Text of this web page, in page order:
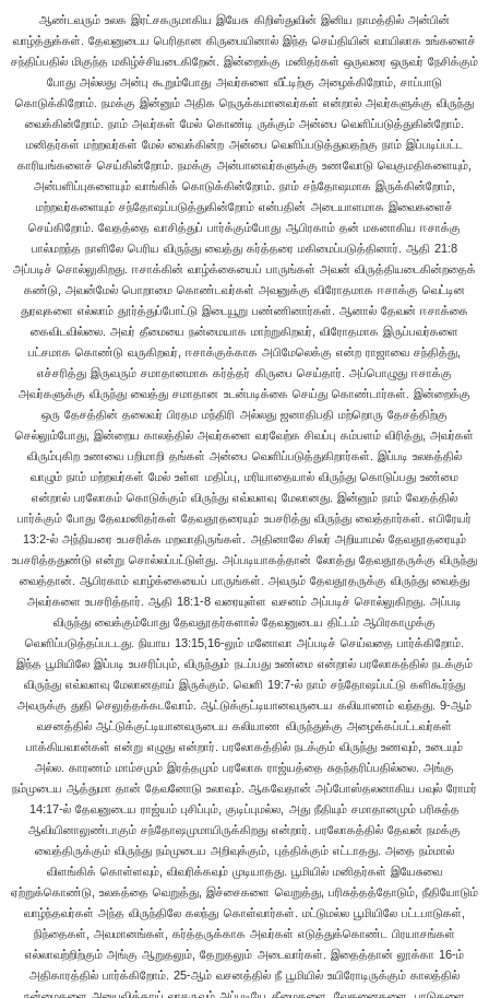
ஆண்டவரும் உலக இரட்சகருமாகிய இயேசு கிறிஸ்துவின் இனிய நாமத்தில் அன்பின் வாழ்த்துக்கள். தேவனுடைய பெரிதான கிருபையினால் இந்த செய்தியின் வாயிலாக உங்களைச் சந்திப்பதில் மிகுந்த மகிழ்ச்சியடைகிறேன். இன்றைக்கு மனிதர்கள் ஒருவரை ஒருவர் நேசிக்கும் போது அல்லது அன்பு கூறும்போது அவர்களை வீட்டிற்கு அழைக்கிறோம், சாப்பாடு கொடுக்கிறோம். நமக்கு இன்னும் அதிக நெருக்கமானவர்கள் என்றால் அவர்களுக்கு விருந்து வைக்கின்றோம். நாம் அவர்கள் மேல் கொண்டி ருக்கும் அன்பை வெளிப்படுத்துகின்றோம். மனிதர்கள் மற்றவர்கள் மேல் வைக்கின்ற அன்பை வெளிப்படுத்துவதற்கு நாம் இப்படிப்பட்ட காரியங்களைச் செய்கின்றோம். நமக்கு அன்பானவர்களுக்கு உணவோடு வெகுமதிகளையும், அன்பளிப்புகளையும் வாங்கிக் கொடுக்கின்றோம். நாம் சந்தோஷமாக இருக்கின்றோம், மற்றவர்களையும் சந்தோஷப்படுத்துகின்றோம் என்பதின் அடையாளமாக இவைகளைச் செய்கிறோம். வேதத்தை வாசித்துப் பார்க்கும்போது ஆபிரகாம் தன் மகனாகிய ஈசாக்கு பால்மறந்த நாளிலே பெரிய விருந்து வைத்து கர்த்தரை மகிமைப்படுத்தினார். ஆதி 21:8 அப்படிச் சொல்லுகிறது. ஈசாக்கின் வாழ்க்கையைப் பாருங்கள் அவன் விருத்தியடைகின்றதைக் கண்டு, அவன்மேல் பொறாமை கொண்டவர்கள் அவனுக்கு விரோதமாக ஈசாக்கு வெட்டின துரவுகளை எல்லாம் தூர்த்துப்போட்டு இடையூறு பண்ணினார்கள். ஆனால் தேவன் ஈசாக்கை கைவிடவில்லை. அவர் தீமையை நன்மையாக மாற்றுகிறவர், விரோதமாக இருப்பவர்களை பட்சமாக கொண்டு வருகிறவர், ஈசாக்குக்காக அபிமேலெக்கு என்ற ராஜாவை சந்தித்து, எச்சரித்து இருவரும் சமாதானமாக கர்த்தர் கிருபை செய்தார். அப்பொழுது ஈசாக்கு அவர்களுக்கு விருந்து வைத்து சமாதான உடன்படிக்கை செய்து கொண்டார்கள். இன்றைக்கு ஒரு தேசத்தின் தலைவர் பிரதம மந்திரி அல்லது ஜனாதிபதி மற்றொரு தேசத்திற்கு செல்லும்போது, இன்றைய காலத்தில் அவர்களை வரவேற்க சிவப்பு கம்பளம் விரித்து, அவர்கள் விரும்புகிற உணவை பறிமாறி தங்கள் அன்பை வெளிப்படுத்துகிறார்கள். இப்படி உலகத்தில் வாழும் நாம் மற்றவர்கள் மேல் உள்ள மதிப்பு, மரியாதையால் விருந்து கொடுப்பது உண்மை என்றால் பரலோகம் கொடுக்கும் விருந்து எவ்வளவு மேலானது. இன்னும் நாம் வேதத்தில் பார்க்கும் போது தேவமனிதர்கள் தேவதூதரையும் உபசரித்து விருந்து வைத்தார்கள். எபிரேயர் 13:2-ல் அந்நியரை உபசரிக்க மறவாதிருங்கள். அதினாலே சிலர் அறியாமல் தேவதூதரையும் உபசரித்ததுண்டு என்று சொல்லப்பட்டுள்து. அப்படியாகத்தான் லோத்து தேவதூதருக்கு விருந்து வைத்தான். ஆபிரகாம் வாழ்க்கையைப் பாருங்கள். அவரும் தேவதூதருக்கு விருந்து வைத்து அவர்களை உபசரித்தார். ஆதி 18:1-8 வரையுள்ள வசனம் அப்படிச் சொல்லுகிறது. அப்படி விருந்து வைக்கும்போது தேவதூதர்களால் தேவனுடைய திட்டம் ஆபிரகாமுக்கு வெளிப்படுத்தப்படடது. நியாய 13:15,16-லும் மனோவா அப்படிச் செய்வதை பார்க்கிறோம். இந்த பூமியிலே இப்படி உபசரிப்பும், விருந்தும் நடப்பது உண்மை என்றால் பரலோகத்தில் நடக்கும் விருந்து எவ்வளவு மேலானதாய் இருக்கும். வெளி 19:7-ல் நாம் சந்தோஷப்பட்டு களிகூர்ந்து அவருக்கு துதி செலுத்தக்கடவோம். ஆட்டுக்குட்டியானவருடைய கலியாணம் வந்தது. 9-ஆம் வசனத்தில் ஆட்டுக்குட்டியானவருடைய கலியாண விருந்துக்கு அழைக்கப்பட்டவர்கள் பாக்கியவான்கள் என்று எழுது என்றார். பரலோகத்தில் நடக்கும் விருந்து உணவும், உடையும் அல்ல. காரணம் மாம்சமும் இரத்தமும் பரலோக ராஜ்யத்தை சுதந்தரிப்பதில்லை. அங்கு நம்முடைய ஆத்துமா தான் தேவனோடு உலாவும். ஆகவேதான் அப்போஸ்தலனாகிய பவுல் ரோமர் 14:17-ல் தேவனுடைய ராஜ்யம் புசிப்பும், குடிப்புமல்ல, அது நீதியும் சமாதானமும் பரிசுத்த ஆவியினாலுண்டாகும் சந்தோஷமுமாயிருக்கிறது என்றார். பரலோகத்தில் தேவன் நமக்கு வைத்திருக்கும் விருந்து நம்முடைய அறிவுக்கும், புத்திக்கும் எட்டாதது. அதை நம்மால் விளங்கிக் கொள்ளவும், விவரிக்கவும் முடியாதது. பூமியில் மனிதர்கள் இயேசுவை ஏற்றுக்கொண்டு, உலகத்தை வெறுத்து, இச்சைகளை வெறுத்து, பரிசுத்தத்தோடும், நீதியோடும் வாழ்ந்தவர்கள் அந்த விருந்திலே கலந்து கொள்வார்கள். மட்டுமல்ல பூமியிலே பட்டபாடுகள், நிந்தைகள், அவமானங்கள், கர்த்தருக்காக அவர்கள் எடுத்துக்கொண்ட பிரயாசங்கள் எல்லாவற்றிற்கும் அங்கு ஆறுதலும், தேறுதலும் அடைவார்கள். இதைத்தான் லூக்கா 16-ம் அதிகாரத்தில் பார்க்கிறோம். 25-ஆம் வசனத்தில் நீ பூமியில் உயிரோடிருக்கும் காலத்தில் நன்மைகளை அனுபவித்தாய் லாசருவும் அப்படியே தீமைகளை, வேதனைகளை, பாடுகளை அனுபவித்தான். அதை நினைத்துக்கொள், இப்பொழுது அவன் தேற்றப்படுகிறான், ஆறுதல் அடைகிறான், நீயோ வேதனைப்படுகிறாய் என்றார். இந்த பூமியிலே கர்த்தருக்காக வாழ்ந்து, பாடுபட்டு எல்லா உலக மேன்மைகளையும் இழந்தவர்கள் அங்கு தேவனால் தேற்றப்படுவார்கள். இதைத்தான் ஏசாயா 25:6-8 வரையுள்ள வசனம் சொல்லுகிறது. அவர் சகல ஜனங்கள் மேலுள்ள முக்காட்டையும், சகல ஜாதிகளையும் மூடியிருக்கிற மூடலையும் இந்த மலையிலே அகற்றிப்போடுவார், அவர் மரணத்தை ஜெயமாக விழுங்குவார். கர்த்தராகிய தேவன் எல்லா முகங்களிலிருந்து கண்ணீரைத் துடைத்து தமது ஜனத்தின் நிந்தையை பூமியிலிராதபடிக்கு முற்றிலும் நீக்கிவிடுவார். கர்த்தரே இதைச் சொன்னார் அவ்வளவு மகிமையும் பிரகாசமும் நிறைந்த விருந்து அது. இந்த விருந்துக்கு அழைக்கப்பட்டவன், பங்கு பெறுகிறவன் பாக்கியவான். ஏசாயா 55:1-ல் ஓ! தாகமாயிருக்கிறவர்களே, நீங்கள் எல்லாரும் தண்ணீர்களண்டைக்கு வாருங்கள், பணமில்லாதவர்களே, நீங்கள் வந்து வாங்கிச் சாப்பிடுங்கள். நீங்கள் வந்து பணமுமின்றி, விலையுமின்றி திராட்சரசமும் பாலும் கொள்ளுங்கள். நீங்கள் அப்பமல்லாததற்காகப் பணத்தையும், திருப்தி செயóயாத பொருளுக்காக உங்கள் பிரயாசத்தையும் செலவழிப்பானேன். நீங்கள் கவனமாய் எனக்கு செவிõ கொடுத்து நலமானதை சாப்பிடுங்கள். அப்பொழுது உங்கள் ஆத்துமா கொழுப்பான பதார்த்தத்தினால் மகிழ்ச்சியாகும் என்றார். இந்த செய்தியை வாசித்துக் கொண்டிருக்கும் என் அன்பு சகோதர, சகோதரிகளே, லூக்கா 14:15-ல் தேவனுடைய ராஜ்யத்திலே போஜனம் பண்ணுகிறவன் பாக்கியவான் என்றார். இன்றைக்கு இப்படிப்பட்ட ஒரு மேன்மையான, உன்னதமான வாழ்க்கைக்கு தான் கர்த்தர் நம்மை அழைத்திருக்கிறார். அந்த விருந்திற்குப் போவதற்குத்தான் நாம் இந்த பூமியிலே இயேசுவை சொந்தரட்சகராக ஏற்றுக் கொண்டிருக்கிறோம், அவரை பின்பற்றுகிறோம், பரிசுத்த ஆவியின் அபிஷேகம் பெற்றிருக்கிறோம். அவருக்கு மகிமையாக வாழ ஊழியம் செய்கிறோம். ஆண்டவரே, இயேசுவே, இந்த பாக்கியதóதை எனக்குத் தாரும் என்று கேளுங்கள். அப்பொழுது தேவன் இந்த பூமியிலே நம்மைத் தகுதிப்படுத்தி, பரிசுத்தவான்கள் பந்தியிலே போஜனம் பண்ண உதவி செய்வார். அதற்கு நிழலாட்டமாகத்தான் இந்த பூமியிலே மனிதர்களுடைய விருந்து அமைந்திருக்கிறது. என் ஆண்டவராகிய தேவன் தாமே உங்களுக்கு அப்படிப்பட்ட பாக்கியத்தைத் தருவாராக, தேற்றுவாராக, ஆறுதல்படுத்துவாராக!. போகட்டும், யாருக்கெல்லாம் விருந்து, எப்படிப்பட்டவர்களுக்கு விருந்து வைத்தி ருக்கிறார் என்பதைப் பார்ப்போம். மனம் திரும்பிய மகனுக்கு விருந்து அப்பொழுது தகப்பன் தன் ஊழியக்காரரை நோக்கி நீங்கள் உயர்ந்த வஸ்திரத்தை கொண்டு வந்து இவனுக்கு உடுத்தி இவன் கைக்கு மோதிரத்தையும், பாதரட்சைகளையும் போடுங்கள், கொழுத்த கன்றைக் கொண்டுவந்து அடியுங்கள் நாம் புசித்து சந்தோஷமாயிருப்போம். லூக்கா 15:22,23. பரலோக நிழலாட்டமாய் யாருக்கு பூமியிலே தேவன் விருந்து வைக்கிறார்? மனம்திரும்பி அவருக்கு செவி கொடுப்பவர்களுக்குத்தான். மனம் திரும்பாமல், நம்முடைய துர்க்குணத்தை விடாமல், நம்முடைய பாவம் நமக்கு மன்னிக்கப்படாது. இன்றைக்கே நாம் மனம்திரும்பி அவருடைய சாயலுக்கு ஒப்பாக மாற வேண்டும். பழையவைகள் ஒழிய வேண்டும். புதியவைகள் உண்டாக வேண்டும். இன்றைக்கு இருக்கின்ற இந்த வெளிப்படையான வாழ்வை வைத்துக் கொண்டு, பூரணமடையாத இந்த வாழ்வை வைத்துக்கொண்டு தேவனுக்காக நாம் எதையும் செய்ய முடியாது. நாம் மனம் உவந்து செவி கொடுக்க வேண்டும். ஏசாயா 1:15-20-ல் நீங்கள் உங்கள் கைகளை விரித்தாலும் என் கண்களை உங்களை விட்டு மறைக்கிறேன். நீங்கள் மிகுதியாய் ஜெபம் பண்ணினாலும் கேளேன், உங்கள் கைகள் இரத்தத்தினால் நிறைந்திருக்கிறது. உங்களைக் கழுவி சுத்திகரியுங்கள். உங்கள் கிரியைகளின் பொல்லாப்பை என் கண்களுக்கு மறைவாக அகற்றி, தீமை செய்வதை விட்டு ஓயுங்கள், நன்மை செய்யப் படியுங்கள். நியாயத்தை தேடுங்கள். ஒடுக்கப்பட்டவனை ஆதரித்து, திக்கற்ற பிள்ளைகளின் நியாயத்தையும், விதவையின் வழக்கையும் விசாரியுங்கள், வழக்காடுவோம் வாருங்கள் என்று கர்த்தர் சொல்லுகிறார். உங்கள் பாவங்கள் சிவேரென்றிருந்தாலும் உறைந்த மழையைப் போல் வெண்மையாகும், அவைகள் இரத்தாம்பர சிவப்பாயிருந்தாலும் பஞ்சைப் போலாக்கப்படும். நீங்கள் மனம் திரும்பி செவிகொடுத்தால் தேசத்தின் நன்மையைப் புசிப்பீர்கள், மாட்டோம் என்று எதிர்த்து நிற்பீர்களாகில் பட்டயத்துக்கு இரையாவீர்கள் கர்த்தரின் வாய் அதைச் சொல்லிற்று என்று சொல்லப்பட்டுள்ளது. இந்த கொரோனா காலத்திóல் (கடைசி காலத்தில்) நாம் நம்முடைய வேலைகளை விட்டு அவருடைய வேலைகளை கவனித்து, மனம்திரும்பி அவருக்காக வாழவும், அவரைப் பின்பற்றவும் தான், தேவன் நமகóகு இந்த ஜீவனை கொடுத்திருக்கிறார், உயிரைக் கொடுத்திருக்கிறார். ஒருவனும் கெட்டுப் போகாமல் வாழ வேண்டும் என்று தான் நம்மை பூமியிலே உயிரோடு விட்டு வைத்திருக்கிறார். 2 பேதுரு 3:9-ல் அவர் தாமதிக்கிறார் என்று சிலர் எண்ணுகிறபடி கர்த்தர் தமது வாக்குத்தத்தத்தைக் குறித்து தாமதமாயிராமல் ஒருவரும் கெட்டுப்போகாமல் எல்லாரும் மனம் திரும்ப வேண்டுமென்று விரும்பி நம்மேல் நீடிய பொறுமையுள்ளவராயிருக்கிறார். நாம் கெட்டுப்போகாமல் மனம் திரும்பி அவரிடத்தில் வந்து சேரும்போது அல்லது இணைந்து வாழும் போது தேவன் நமக்கு விருந்து வைக்கிறார். புதிய வஸ்திரம் அதுதான் இரட்சிப்பின் வஸ்திரம். நம் திருமணத்திற்கும், மற்றவர்கள் திருமணத்திற்கு போவதற்கென்றும் சில விலையுயர்ந்த ஆடைகளை வைத்திருப்போம். தேவனுடைய விருந்திலே கலந்து கொள்ள இந்த இரட்சிப்பின் வஸ்திரம இல்லாமல் யாரும் பங்கு பெற முடியாது. மத் 22:11,12-ல் பார்க்கும் போது விருந்தாளிகளைப் பார்க்கும்படி ராஜா உள்ளே பிரவேசித்த போது, கலியாண வஸ்திரம் தரித்திராத ஒரு மனுஷனை அங்கே கண்டு சிநேகிதனே, நீ கலியாண வஸ்திரம் இல்லாதவனாய் இங்கே எப்படி வந்தாய்? என்று கேட்டான் அதற்கு அவன் பேசாமலிருந்தான். அப்பொழுது ராஜா பணிவிடைக்காரரை நோக்கி, இவனைக் கையுங்காலும் கட்டிக் கொண்டுபோய் அழுகையும், பற்கடிப்பும் உண்டான புறம்பான இருளிலே போடுங்கள் என்றான். காரணம் தேவன் அவனுக்கு கொடுத்த அந்த இரட்சிப்பின் வஸ்திரத்தை காத்துக் கொள்ளாமல் அதைக் கறைப்படுத்தி அபாத்திரமாய்ப் போய் விட்டான். வெளி 16:15 சொல்லுகிறது இதோ, நான் திருடனைப் போல் வருகிறேன், தன் மானம் காணப்படத்தக்கதாக நிர்வாணமாய் நடவாதபடிக்கு விழித்துக் கொண்டு தன் வஸ்திரங்களைக் காத்துக் கொள்ளுகிறவன் பாக்கியவான் என்று சொல்லப்பட்டுள்ளது. ஒவ்வொரு நாளும் நம்முடைய மனம் புதிதாகுகிறதினாலே, நாம் மனம் திரும்பினோம் என்பதற்கு அடையாளமாக நம்முடைய பழைய வாழ்க்கை ஒழிந்து புதிய மனிதனாக மாற வேண்டும். அப்பொழுது தான் அந்த இரட்சிப்பின் வஸ்திரம் கறைப்படாமல் அது நம்மை மூடிப்பாதுகாக்கும். அப்பொழுது தான் தேவன் ஆயத்தம் பண்ணிய விருந்தில் நாம் கலந்து கொள்ளமுடியும். இதைத்தான் அவர் லூக்கா 15-ஆம் அதிகாரம் முழுவதிலும் சொல்லியிருக்கிறார். இதைத்தான் அவர் இளைய மகனுக்கு, கெட்ட குமாரனுக்குச் செய்தார். அதற்குத்தான் இதோ, வாசற்படியிலே நின்று தட்டுகிறேன். ஒருவன் என் சத்தத்தைக் கேட்டு, கதவைத் திறந்தால் அவனிடத்தில் நான் பிரவேசித்து அவனோடு போஜனம் பண்ணணுவேன். அவனும் என்னோடே போஜனம் பண்ணுவான் என்றார். எவ்வளவு பெரிய பாக்கியம், எவ்வளவு பெரிய இரட்சிப்பு. இந்த ஒரு உன்னதமான வாழ்க்கைக்கு நாம் அழைக்கப்பட்டிருக்கிறோம். இயேசு சொன்னார் எல்லாம் ஆயத்தமாயிருக்கிறது வாருங்கள் என்றார். லூக்கா 14:16-24 முடிய சொல்லப்பட்டுள்ளது. ஆனால் அழைக்கப்பட்டவர்கள் சாக்குப்போக்குச் சொல்லி அவரை அசட்டைப்பண்ணி, புறக்கணித்து அபாத்திரராய்ப் போனார்கள